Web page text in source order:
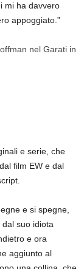
mi ha davvero
appoggiato.”
nel Garati in
e serie, che
film EW e dal
e si spegne,
suo idiota
e ora
aggiunto al